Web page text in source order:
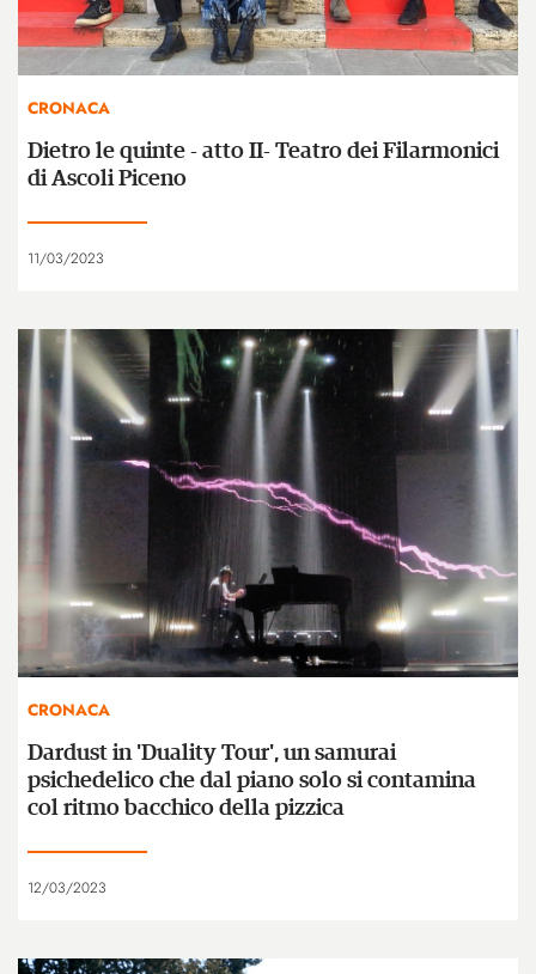
CRONACA
Dietro le quinte - atto II- Teatro dei Filarmonici
di Ascoli Piceno
11/03/2023
CRONACA
Dardust in 'Duality Tour', un samurai
psichedelico che dal piano solo si contamina
col ritmo bacchico della pizzica
12/03/2023